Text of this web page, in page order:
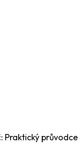
Praktický průvodce